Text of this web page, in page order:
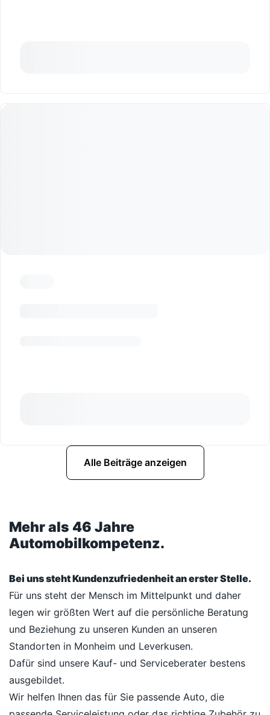
Alle Beiträge anzeigen
Mehr als 46 Jahre
Automobilkompetenz.
Bei uns steht Kundenzufriedenheit an erster Stelle.
Für uns steht der Mensch im Mittelpunkt und daher
legen wir größten Wert auf die persönliche Beratung
und Beziehung zu unseren Kunden an unseren
Standorten in Monheim und Leverkusen.
Dafür sind unsere Kauf- und Serviceberater bestens
ausgebildet.
Wir helfen Ihnen das für Sie passende Auto, die